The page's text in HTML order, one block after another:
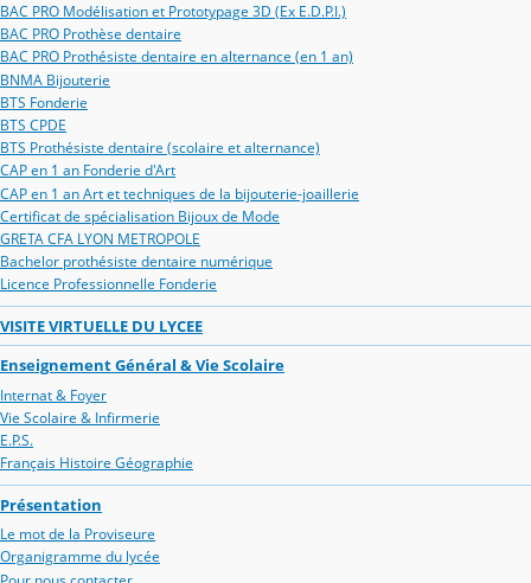
BAC PRO Modélisation et Prototypage 3D (Ex E.D.P.I.)
BAC PRO Prothèse dentaire
BAC PRO Prothésiste dentaire en alternance (en 1 an)
BNMA Bijouterie
BTS Fonderie
BTS CPDE
BTS Prothésiste dentaire (scolaire et alternance)
CAP en 1 an Fonderie d'Art
CAP en 1 an Art et techniques de la bijouterie-joaillerie
Certificat de spécialisation Bijoux de Mode
GRETA CFA LYON METROPOLE
Bachelor prothésiste dentaire numérique
Licence Professionnelle Fonderie
VISITE VIRTUELLE DU LYCEE
Enseignement Général & Vie Scolaire
Internat & Foyer
Vie Scolaire & Infirmerie
E.P.S.
Français Histoire Géographie
Présentation
Le mot de la Proviseure
Organigramme du lycée